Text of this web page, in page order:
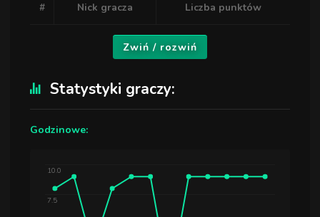
# Nick gracza Liczba punktów
Zwiń / rozwiń
Statystyki graczy:
Godzinowe:
7.5
10.0